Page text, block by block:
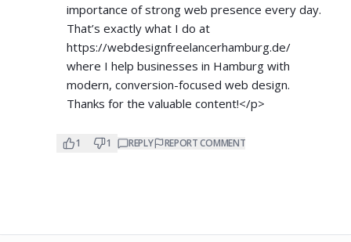
importance of strong web presence every day.
That’s exactly what I do at
https://webdesignfreelancerhamburg.de/
where I help businesses in Hamburg with
modern, conversion-focused web design.
Thanks for the valuable content!</p>
1 1 REPLY REPORT COMMENT